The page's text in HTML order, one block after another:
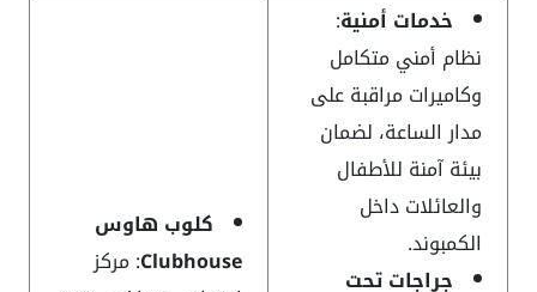
خدمات أمنية:
نظام أمني متكامل
وكاميرات مراقبة على
مدار الساعة، لضمان
بيئة آمنة للأطفال
والعائلات داخل
الكمبوند.
جراجات تحت
كلوب هاوس
Clubhouse: مركز